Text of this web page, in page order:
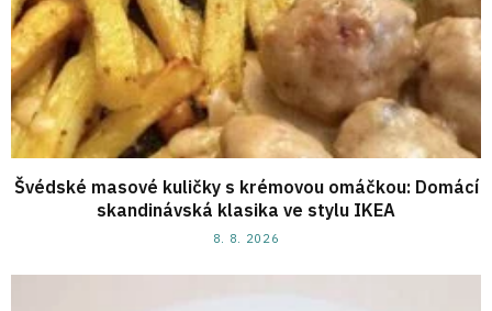
Švédské masové kuličky s krémovou omáčkou: Domácí
skandinávská klasika ve stylu IKEA
8. 8. 2026